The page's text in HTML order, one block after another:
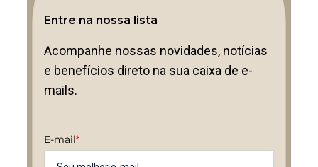
Entre na nossa lista
Acompanhe nossas novidades, notícias
e benefícios direto na sua caixa de e-
mails.
E-mail*